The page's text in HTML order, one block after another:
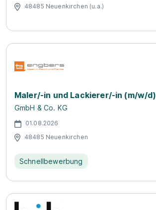
48485 Neuenkirchen (u.a.)
Maler/-in und Lackierer/-in (m/w/d)
GmbH & Co. KG
01.08.2026
48485 Neuenkirchen
Schnellbewerbung